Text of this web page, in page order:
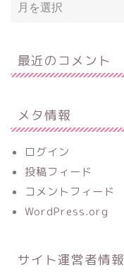
最近のコメント
メタ情報
ログイン
投稿フィード
コメントフィード
WordPress.org
サイト運営者情報